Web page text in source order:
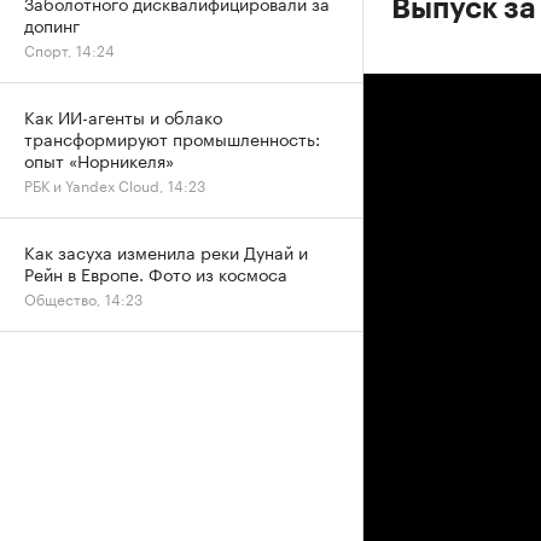
Выпуск
допинг
Спорт, 14:24
Как ИИ-агенты и облако
трансформируют промышленность:
опыт «Норникеля»
РБК и Yandex Cloud, 14:23
Как засуха изменила реки Дунай и
Рейн в Европе. Фото из космоса
Общество, 14:23